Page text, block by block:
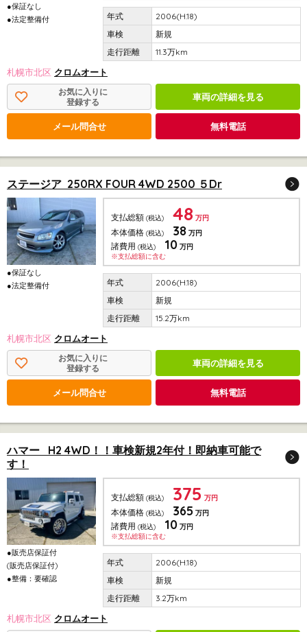
●保証なし
●法定整備付
2006(H.18)
新規
11.3万km
札幌市北区 クロムオート
お気に入りに
登録する
車両の詳細を見る
メール問合せ 無料電話
ステージア 250RX FOUR 4WD 2500 ５Dr
●保証なし
●法定整備付
支払総額 (税込) 48 万円
本体価格 (税込) 38 万円
諸費用 (税込) 10 万円
※支払総額に含む
2006(H.18)
新規
15.2万km
札幌市北区 クロムオート
お気に入りに
登録する
車両の詳細を見る
メール問合せ 無料電話
ハマー H2 4WD！！車検新規2年付！即納車可能で
す！
●販売店保証付
(販売店保証付)
●整備：要確認
支払総額 (税込) 375 万円
本体価格 (税込) 365 万円
諸費用 (税込) 10 万円
※支払総額に含む
2006(H.18)
新規
3.2万km
札幌市北区 クロムオート